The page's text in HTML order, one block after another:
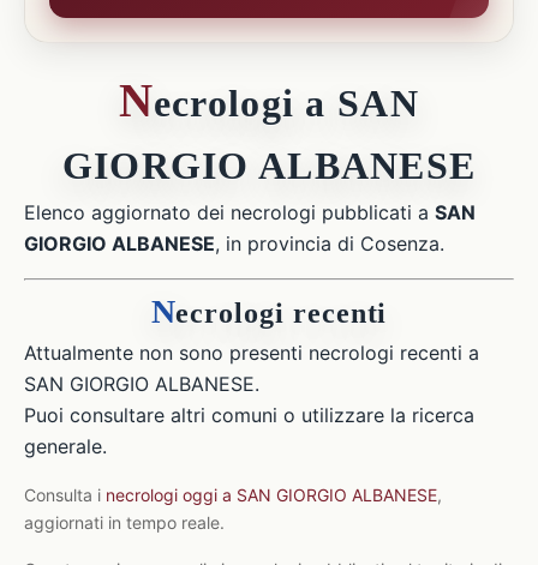
Necrologi a SAN
GIORGIO ALBANESE
Elenco aggiornato dei necrologi pubblicati a SAN
GIORGIO ALBANESE, in provincia di Cosenza.
Necrologi recenti
Attualmente non sono presenti necrologi recenti a
SAN GIORGIO ALBANESE.
Puoi consultare altri comuni o utilizzare la ricerca
generale.
Consulta i necrologi oggi a SAN GIORGIO ALBANESE,
aggiornati in tempo reale.